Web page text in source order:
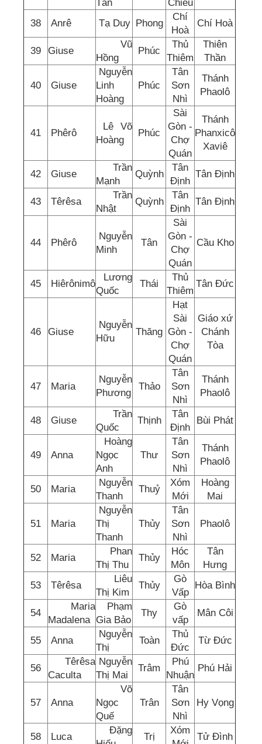
Tấn Chiếu
38 Anrê Tạ Duy Phong
Chí
Hoà
Chí Hoà
39 Giuse
Vũ
Hồng
Phúc
Thủ
Thiêm
Thiên
Thần
40 Giuse
Nguyễn
Linh
Hoàng
Phúc
Tân
Sơn
Nhì
Thánh
Phaolô
41 Phêrô
Lê Võ
Hoàng
Phúc
Sài
Gòn -
Chợ
Quán
Thánh
Phanxicô
Xaviê
42 Giuse
Trần
Mạnh
Quỳnh
Tân
Định
Tân Định
43 Têrêsa
Trần
Nhật
Quỳnh
Tân
Định
Tân Định
44 Phêrô
Nguyễn
Minh
Tân
Sài
Gòn -
Chợ
Quán
Cầu Kho
45 Hiêrônimô
Lương
Quốc
Thái
Thủ
Thiêm
Tân Đức
46 Giuse
Nguyễn
Hữu
Thăng
Hạt
Sài
Gòn -
Chợ
Quán
Giáo xứ
Chánh
Tòa
47 Maria
Nguyễn
Phương
Thảo
Tân
Sơn
Nhì
Thánh
Phaolô
48 Giuse
Trần
Quốc
Thịnh
Tân
Định
Bùi Phát
49 Anna
Hoàng
Ngọc
Anh
Thư
Tân
Sơn
Nhì
Thánh
Phaolô
50 Maria
Nguyễn
Thanh
Thuỷ
Xóm
Mới
Hoàng
Mai
51 Maria
Nguyễn
Thị
Thanh
Thủy
Tân
Sơn
Nhì
Phaolô
52 Maria
Phan
Thị Thu
Thủy
Hóc
Môn
Tân
Hưng
53
Têrêsa
Liêu
Thị Kim
Thủy
Gò
Vấp
Hòa Bình
54
Maria
Madalena
Phạm
Gia Bảo
Thy
Gò
vấp
Mân Côi
55 Anna
Nguyễn
Thị
Toàn
Thủ
Đức
Từ Đức
56
Têrêsa
Caculta
Nguyễn
Thị Mai
Trâm
Phú
Nhuận
Phú Hải
57 Anna
Võ
Ngọc
Quế
Trân
Tân
Sơn
Nhì
Hy Vọng
58 Luca
Đặng
Trị
Xóm
Tử Đình